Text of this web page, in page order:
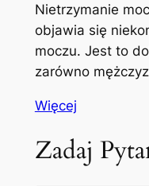
Nietrzymanie
objawia się
moczu. Jest to
zarówno
Więcej
Zadaj